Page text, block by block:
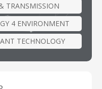
TRANSMISSION
4 ENVIRONMENT
TECHNOLOGY